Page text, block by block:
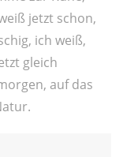
jetzt schon,
ich weiß,
gleich
auf das